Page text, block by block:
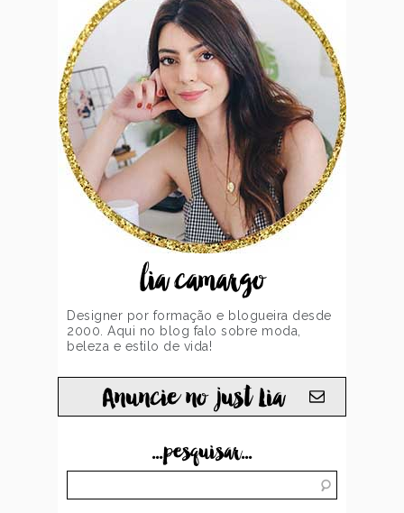
lia camargo
Designer por formação e blogueira desde
2000. Aqui no blog falo sobre moda,
beleza e estilo de vida!
Anuncie no just Lia
...pesquisar...